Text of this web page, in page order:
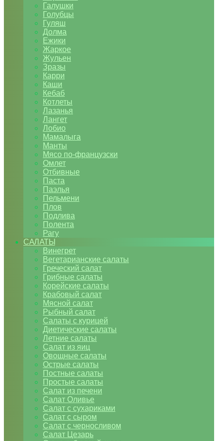
Галушки
Голубцы
Гуляш
Долма
Ежики
Жаркое
Жульен
Зразы
Карри
Каши
Кебаб
Котлеты
Лазанья
Лангет
Лобио
Мамалыга
Манты
Мясо по-французски
Омлет
Отбивные
Паста
Паэлья
Пельмени
Плов
Подлива
Полента
Рагу
САЛАТЫ
Винегрет
Вегетарианские салаты
Греческий салат
Грибные салаты
Корейские салаты
Крабовый салат
Мясной салат
Рыбный салат
Салаты с курицей
Диетические салаты
Летние салаты
Салат из яиц
Овощные салаты
Острые салаты
Постные салаты
Простые салаты
Салат из печени
Салат Оливье
Салат с сухариками
Салат с сыром
Салат с черносливом
Салат Цезарь